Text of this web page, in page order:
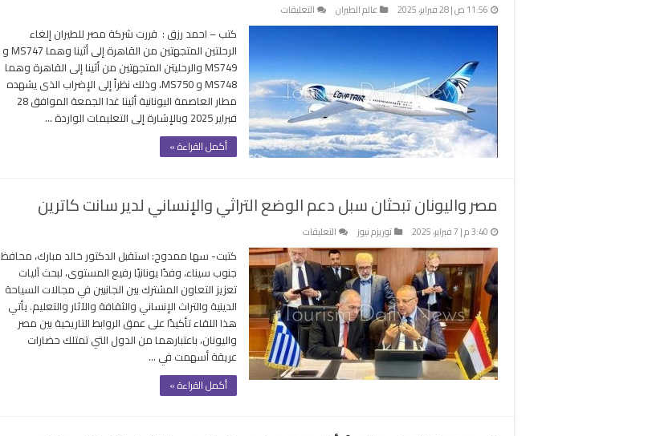
11:56 ص | 28 فبراير، 2025 عالم الطيران التعليقات
بيان
عاجل
لعملاء
مصر
للطيران
المسافرين
لليونان
الرحلات
مغلقة
كتب – احمد رزق : قررت شركة مصر للطيران إلغاء
الرحلتين المتجهتين من القاهرة إلى أثينا وهما MS747 و
MS749 والرحليتن المتجهتين من أثينا إلى القاهرة وهما
MS748 و MS750، وذلك نظراً إلى الإضراب الذى يشهده
مطار العاصمة اليونانية أثينا غدا الجمعة الموافق 28
فبراير 2025 وبالإشارة إلى التعليمات الواردة …
أكمل القراءة »
مصر واليونان تبحثان سبل دعم الوضع التراثي والإنساني لدير سانت كاترين
3:40 م | 7 فبراير، 2025 توريزم نيوز التعليقات
مصر
واليونان
تبحثان
سبل
دعم
الوضع
التراثي
والإنساني
لدير
كتبت- سها ممدوح: استقبل الدكتور خالد مبارك، محافظ
جنوب سيناء، وفدًا يونانيًا رفيع المستوى، لبحث آليات
تعزيز التعاون المشترك بين الجانبين في مجالات السياحة
الدينية والتراث الإنساني والثقافة والآثار والتعليم. يأتي
هذا اللقاء تأكيدًا على عمق الروابط التاريخية بين مصر
واليونان، باعتبارهما من الدول التي تمتلك حضارات
عريقة أسهمت في …
أكمل القراءة »